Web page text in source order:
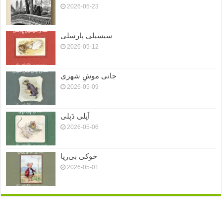
2026-05-23
سیسیلی پارسلی
2026-05-12
جانی موشِ شهری
2026-05-09
اَپلی دَپلی
2026-05-06
خوکی بی‌ریا
2026-05-01